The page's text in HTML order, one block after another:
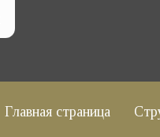
Главная страница